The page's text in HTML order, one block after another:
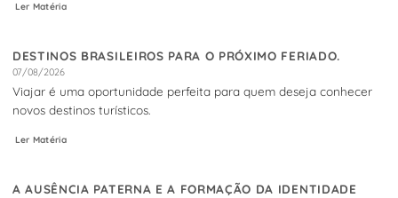
Ler Matéria
DESTINOS BRASILEIROS PARA O PRÓXIMO FERIADO.
07/08/2026
Viajar é uma oportunidade perfeita para quem deseja conhecer
novos destinos turísticos.
Ler Matéria
A AUSÊNCIA PATERNA E A FORMAÇÃO DA IDENTIDADE